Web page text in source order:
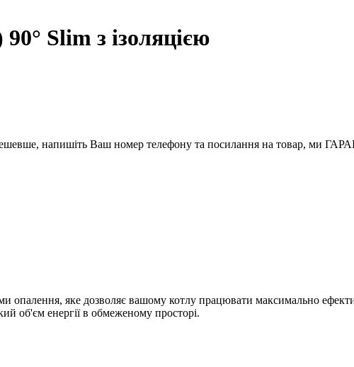
Slim з ізоляцією
напишіть Ваш номер телефону та посилання на товар, ми
опалення, яке дозволяє вашому котлу працювати максимально
об'єм енергії в обмеженому просторі.